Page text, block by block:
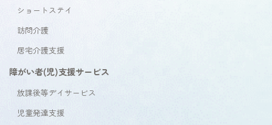
ショートステイ
訪問介護
居宅介護支援
障がい者(児)支援サービス
放課後等デイサービス
児童発達支援